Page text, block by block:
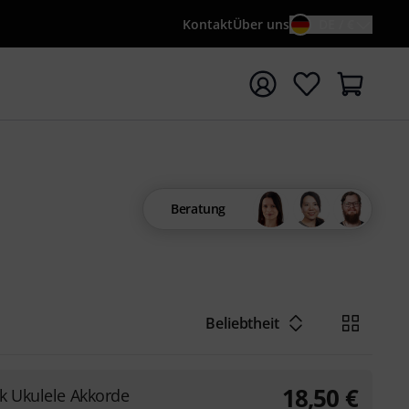
KontaktÜber uns
mit Suchwort {searchTerm} starten
Beratung
Beliebtheit
Ukulele Akkorde 18,50 €